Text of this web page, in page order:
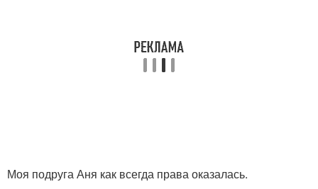
Моя подруга Аня как всегда права оказалась.